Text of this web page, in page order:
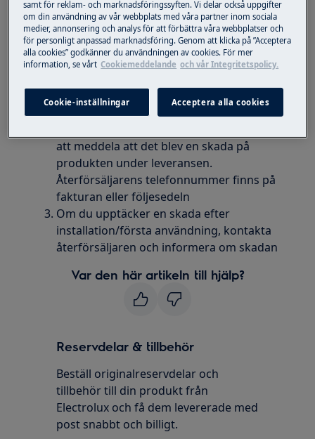
Integrerad diskmaskin
Bänkdiskmaskin
Lösning
Försök inte ansluta eller använda
produkten
att meddela att det blev en skada på
produkten under leveransen.
Återförsäljarens telefonnummer finns på
fakturan eller följesedeln
Om du upptäcker en skada efter
installation/första användning, kontakta
återförsäljaren och informera om skadan
Var den här artikeln till hjälp?
Reservdelar & tillbehör
Beställ originalreservdelar och
tillbehör till din produkt från
Electrolux och få dem levererade med
post snabbt och billigt.
samt för reklam- och marknadsföringssyften. Vi delar också uppgifter
om din användning av vår webbplats med våra partner inom sociala
medier, annonsering och analys för att förbättra våra webbplatser och
för personligt anpassad marknadsföring. Genom att klicka på ”Acceptera
alla cookies” godkänner du användningen av cookies. För mer
information, se vårt Cookiemeddelande och vår Integritetspolicy.
Cookie-inställningar Acceptera alla cookies